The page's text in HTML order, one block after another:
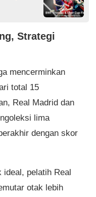
Strategi
mencerminkan
total 15
Real Madrid dan
lima
dengan skor
ideal, pelatih Real
otak lebih